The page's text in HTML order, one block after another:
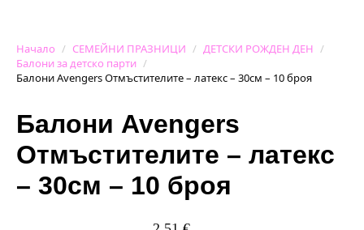
Начало СЕМЕЙНИ ПРАЗНИЦИ
ДЕТСКИ РОЖДЕН ДЕН
Балони за детско парти
Балони Avengers Отмъстителите – латекс – 30см – 10 броя
Балони Avengers
Отмъстителите – латекс
– 30см – 10 броя